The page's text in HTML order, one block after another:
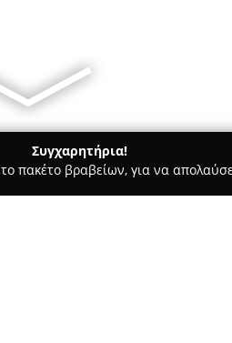
Συγχαρητήρια!
πακέτο βραβείων, για να